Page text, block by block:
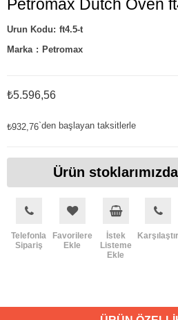
Petromax Dutch Oven
ft4.5-t
Marka : Petromax
₺5.596,56
₺932,76`den başlayan taksitlerle
Ürün
Telefonla
Sipariş
Favorilere
Ekle
İstek
Listeme
Ekle
Karşılaştır